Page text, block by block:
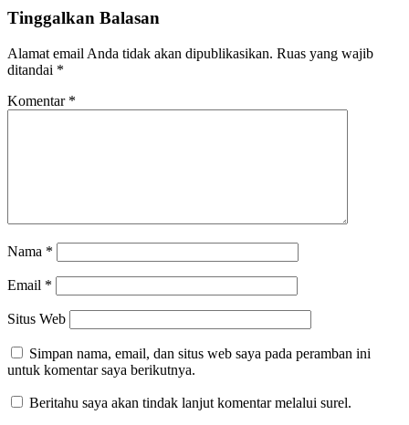
Tinggalkan Balasan
Alamat email Anda tidak akan dipublikasikan. Ruas yang wajib
ditandai *
Komentar *
Nama *
Email *
Situs Web
Simpan nama, email, dan situs web saya pada peramban ini
untuk komentar saya berikutnya.
Beritahu saya akan tindak lanjut komentar melalui surel.